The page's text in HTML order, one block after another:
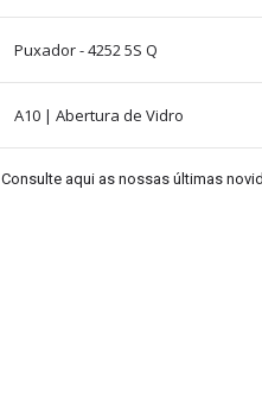
Puxador - 4252 5S Q
A10 | Abertura de Vidro
Consulte aqui as nossas últimas